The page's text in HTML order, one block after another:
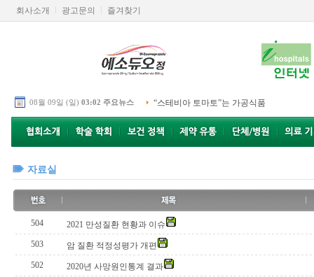
회사소개 광고문의 즐겨찾기
08월 09일 (일) 03:02 주요뉴스 “스테비아 토마토”는 가공식품
자료실
504
2021 만성질환 현황과 이슈
503
암 질환 적정성평가 개편
502
2020년 사망원인통계 결과